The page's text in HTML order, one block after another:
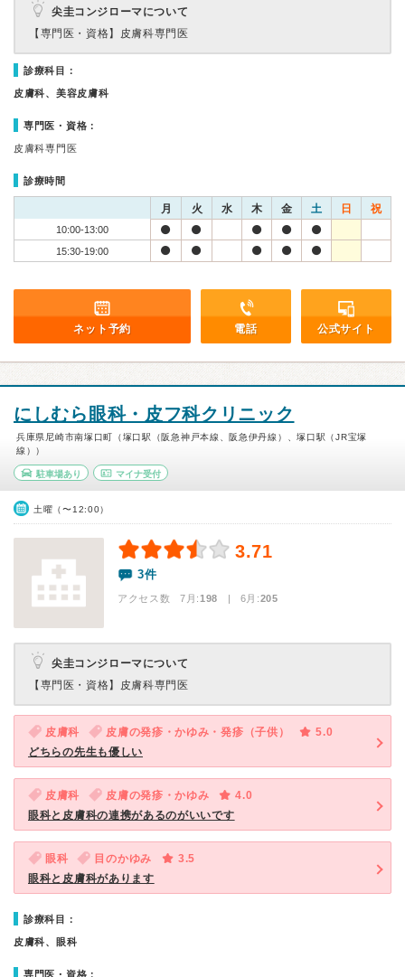
尖圭コンジローマについて
【専門医・資格】 皮膚科専門医
診療科目：
皮膚科、美容皮膚科
専門医・資格：
皮膚科専門医
診療時間
月 火 水 木 金 土 日 祝
10:00-13:00
15:30-19:00
ネット予約 電話 公式サイト
にしむら眼科・皮フ科クリニック
兵庫県尼崎市南塚口町（塚口駅（阪急神戸本線、阪急伊丹線）、塚口駅（JR宝塚
線））
駐車場あり マイナ受付
土曜（〜12:00）
3.71
3件
アクセス数 7月:198 | 6月:205
尖圭コンジローマについて
【専門医・資格】 皮膚科専門医
皮膚科 皮膚の発疹・かゆみ・発疹（子供）
5.0
どちらの先生も優しい
皮膚科 皮膚の発疹・かゆみ
4.0
眼科と皮膚科の連携があるのがいいです
眼科 目のかゆみ
3.5
眼科と皮膚科があります
診療科目：
皮膚科、眼科
専門医・資格：